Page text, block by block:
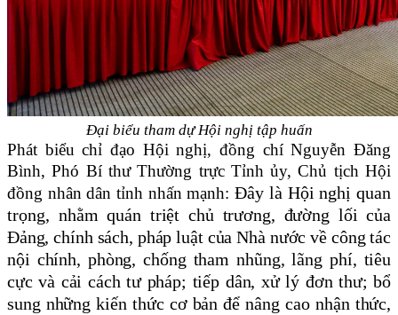
Đại biểu tham dự Hội nghị tập huấn
Phát biểu chỉ đạo Hội nghị, đồng chí Nguyễn Đăng
Bình, Phó Bí thư Thường trực Tỉnh ủy, Chủ tịch Hội
đồng nhân dân tỉnh nhấn mạnh:Đây là Hội nghị quan
trọng,nhằm quán triệt chủ trương, đường lối của
Đảng, chính sách, pháp luật của Nhà nước về công tác
nội chính, phòng, chống tham nhũng, lãng phí, tiêu
cực và cải cách tư pháp; tiếp dân, xử lý đơn thư; bổ
sung những kiến thức cơ bản để nâng cao nhận thức,